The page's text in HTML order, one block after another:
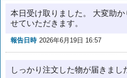
本日受け取りました。 大変助
せていただきます。
報告日時 2026年6月19日 16:57
しっかり注文した物が届きまし